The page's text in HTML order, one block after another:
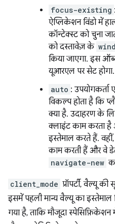
focus-existing
ऐप्लिकेशन विंडो में
कॉन्टेक्स्ट को चुना
को दस्तावेज़ के
किया जाएगा. इस
यूआरएल पर सेट होगा.
auto :
विकल्प होता है कि
क्या है. उदाहरण के
क्लाइंट काम करता
इस्तेमाल करते हैं.
काम करती हैं और वे
navigate-new
client_mode प्रॉपर्टी, वैल्यू
इसमें पहली मान्य वैल्यू का इस्तेमाल
गया है, ताकि मौजूदा